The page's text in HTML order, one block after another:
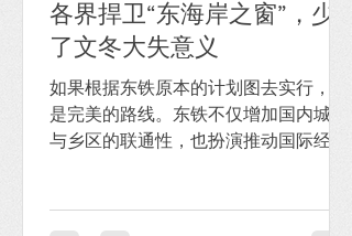
各界捍卫“东海岸之窗”，少
了文冬大失意义
如果根据东铁原本的计划图去实行，那
是完美的路线。东铁不仅增加国内城市
与乡区的联通性，也扮演推动国际经济